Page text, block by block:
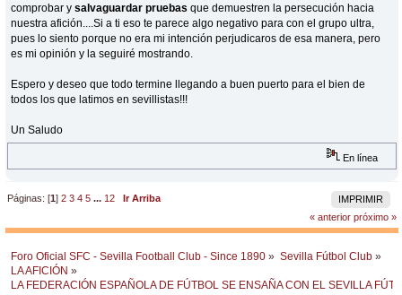
comprobar ysalvaguardar pruebas que demuestren la persecución hacia
nuestra afición....Si a ti eso te parece algo negativo para con el grupo ultra,
pues lo siento porque no era mi intención perjudicaros de esa manera, pero
es mi opinión y la seguiré mostrando.
Espero y deseo que todo termine llegando a buen puerto para el bien de
todos los que latimos en sevillistas!!!
Un Saludo
En línea
IMPRIMIR
Páginas: [1]2 3 4 5 ... 12
Ir Arriba
« anterior próximo »
Foro Oficial SFC - Sevilla Football Club - Since 1890 » Sevilla Fútbol Club »
LA AFICIÓN »
LA FEDERACIÓN ESPAÑOLA DE FÚTBOL SE ENSAÑA CON EL SEVILLA